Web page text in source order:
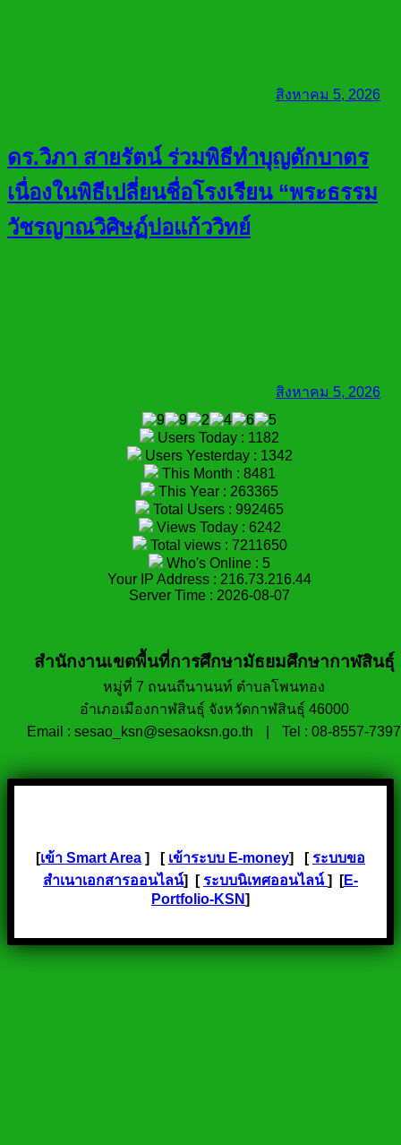
สิงหาคม 5, 2026
ดร.วิภา สายรัตน์ ร่วมพิธีทำบุญตักบาตร
เนื่องในพิธีเปลี่ยนชื่อโรงเรียน “พระธรรม
วัชรญาณวิศิษฏ์บ่อแก้ววิทย์
สิงหาคม 5, 2026
Users Today : 1182
Users Yesterday : 1342
This Month : 8481
This Year : 263365
Total Users : 992465
Views Today : 6242
Total views : 7211650
Who's Online : 5
Your IP Address : 216.73.216.44
Server Time : 2026-08-07
สำนักงานเขตพื้นที่การศึกษามัธยมศึกษากาฬสินธุ์
หมู่ที่ 7 ถนนถีนานนท์ ตำบลโพนทอง
อำเภอเมืองกาฬสินธุ์ จังหวัดกาฬสินธุ์ 46000
Email : sesao_ksn@sesaoksn.go.th
Tel : 08-8557-7397
[เข้า Smart Area ] [ เข้าระบบ E-money] [ระบบขอ
สำเนาเอกสารออนไลน์] [ระบบนิเทศออนไลน์] [E-
Portfolio-KSN]